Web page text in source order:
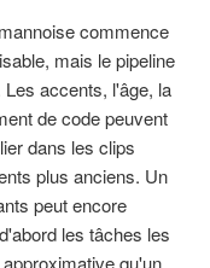
commence
mais le pipeline
accents, l'âge, la
de code peuvent
dans les clips
plus anciens. Un
peut encore
les tâches les
qu'un